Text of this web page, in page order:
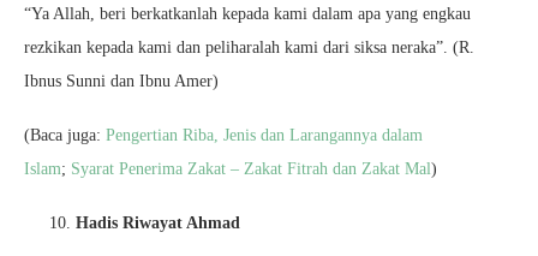
“Ya Allah, beri berkatkanlah kepada kami dalam apa yang engkau
rezkikan kepada kami dan peliharalah kami dari siksa neraka”. (R.
Ibnus Sunni dan Ibnu Amer)
(Baca juga: Pengertian Riba, Jenis dan Larangannya dalam
Islam; Syarat Penerima Zakat – Zakat Fitrah dan Zakat Mal)
Hadis Riwayat Ahmad